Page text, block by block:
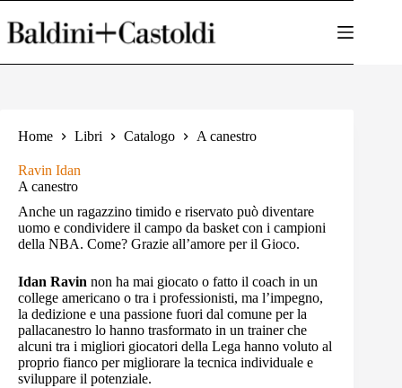
al
contenuto
Home Libri Catalogo A canestro
Ravin Idan
A canestro
Anche un ragazzino timido e riservato può diventare
uomo e condividere il campo da basket con i campioni
della NBA. Come? Grazie all’amore per il Gioco.
Idan Ravin non ha mai giocato o fatto il coach in un
college americano o tra i professionisti, ma l’impegno,
la dedizione e una passione fuori dal comune per la
pallacanestro lo hanno trasformato in un trainer che
alcuni tra i migliori giocatori della Lega hanno voluto al
proprio fianco per migliorare la tecnica individuale e
sviluppare il potenziale.